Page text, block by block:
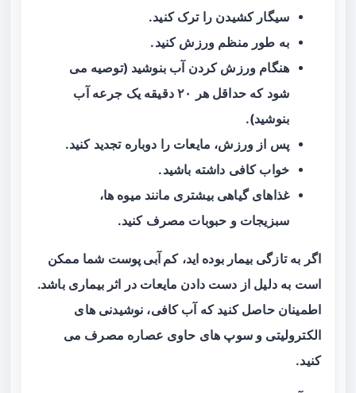
سیگار کشیدن را ترک کنید.
به طور منظم ورزش کنید.
هنگام ورزش کردن آب بنوشید (توصیه می
شود که حداقل هر ۲۰ دقیقه یک جرعه آب
بنوشید).
پس از ورزش، مایعات را دوباره تجدید کنید.
خواب کافی داشته باشید.
غذاهای گیاهی بیشتری مانند میوه‌ ها،
سبزیجات و حبوبات مصرف کنید.
اگر به تازگی بیمار بوده‌ اید،کم آبی پوست شما ممکن
است به دلیل از دست دادن مایعات در اثر بیماری باشد.
اطمینان حاصل کنید که آب کافی، نوشیدنی‌ های
الکترولیتی و سوپ‌ های حاوی عصاره مصرف می‌
کنید.